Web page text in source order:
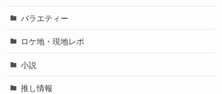
バラエティー
ロケ地・現地レポ
小説
推し情報